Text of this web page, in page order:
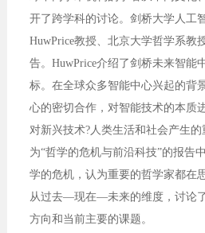
开了跨学科的讨论。剑桥大学人工
HuwPrice教授、北京大学哲学系教
告。HuwPrice介绍了剑桥未来智能
标。在全球众多智能中心兴起的背
心的密切合作，对智能技术的本质
对新兴技术?人类生活和社会产生
为“哲学的危机与前沿科技”的报告
学的危机，认为重要的哲学家都在
从过去—现在—未来的维度，讨论
方向和当前主要的课题。